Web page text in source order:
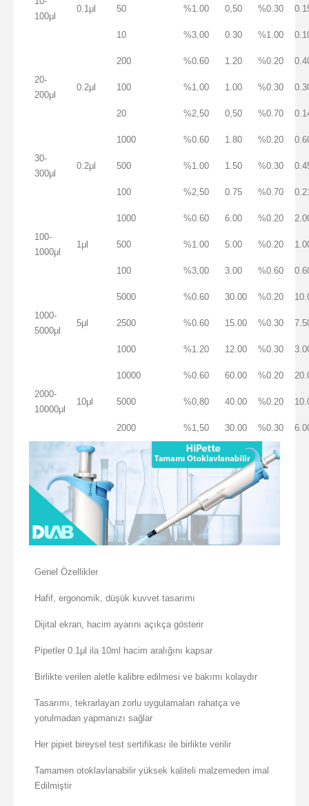
100μl
0.1μl 50 %1.00 0,50 %0.30
10 %3,00 0.30 %1.00
20-
200μl
0.2μl
200 %0.60 1.20 %0.20
100 %1.00 1.00 %0.30
20 %2,50 0,50 %0.70
30-
300μl
0.2μl
1000 %0.60 1.80 %0.20
500 %1.00 1.50 %0.30
100 %2,50 0.75 %0.70
100-
1000μl
1μl
1000 %0.60 6.00 %0.20
500 %1.00 5.00 %0.20
100 %3,00 3.00 %0.60
1000-
5000μl
5μl
5000 %0.60 30.00 %0.20
2500 %0.60 15.00 %0.30
1000 %1.20 12.00 %0.30
2000-
10000μl
10μl
10000 %0.60 60.00 %0.20
5000 %0,80 40.00 %0.20
2000 %1,50 30.00 %0.30
Genel Özellikler
Hafif, ergonomik, düşük kuvvet tasarımı
Dijital ekran, hacim ayarını açıkça gösterir
Pipetler 0.1μl ila 10ml hacim aralığını kapsar
Birlikte verilen aletle kalibre edilmesi ve bakımı kolaydır
Tasarımı, tekrarlayan zorlu uygulamaları rahatça ve
yorulmadan yapmanızı sağlar
Her pipiet bireysel test sertifikası ile birlikte verilir
Tamamen otoklavlanabilir yüksek kaliteli malzemeden imal
Edilmiştir